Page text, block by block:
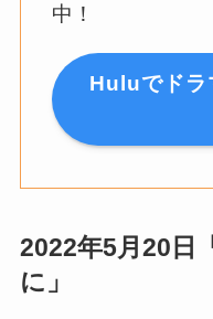
中！
Huluでドラ
2022年5月20日
に」